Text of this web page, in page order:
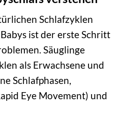
Schlafzyklen
ist der erste Schritt
Säuglinge
als Erwachsene und
Schlafphasen,
Eye Movement) und